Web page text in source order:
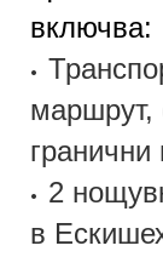
включва:
•
маршрут,
гранични
• 2
в